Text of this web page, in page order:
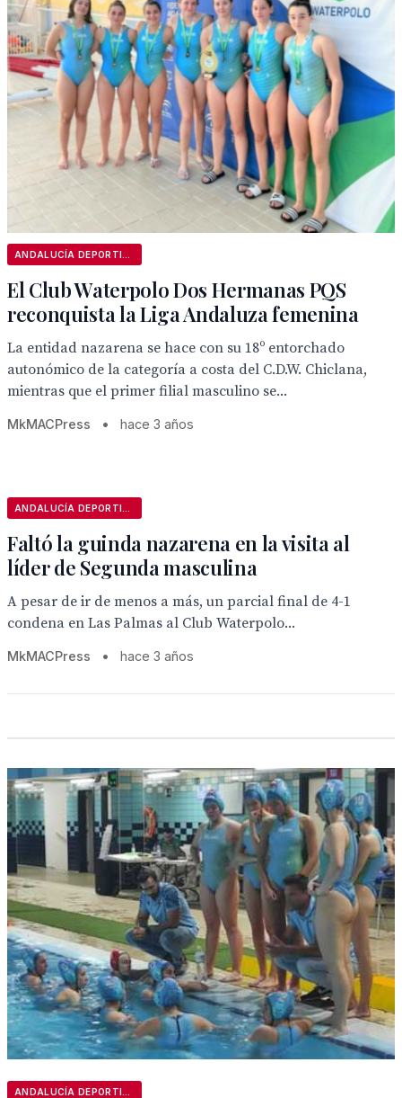
El Club Waterpolo Dos Hermanas PQS
reconquista la Liga Andaluza femenina
La entidad nazarena se hace con su 18º entorchado
autonómico de la categoría a costa del C.D.W. Chiclana,
mientras que el primer filial masculino se...
MkMACPress • hace 3 años
Faltó la guinda nazarena en la visita al
líder de Segunda masculina
A pesar de ir de menos a más, un parcial final de 4-1
condena en Las Palmas al Club Waterpolo...
MkMACPress • hace 3 años